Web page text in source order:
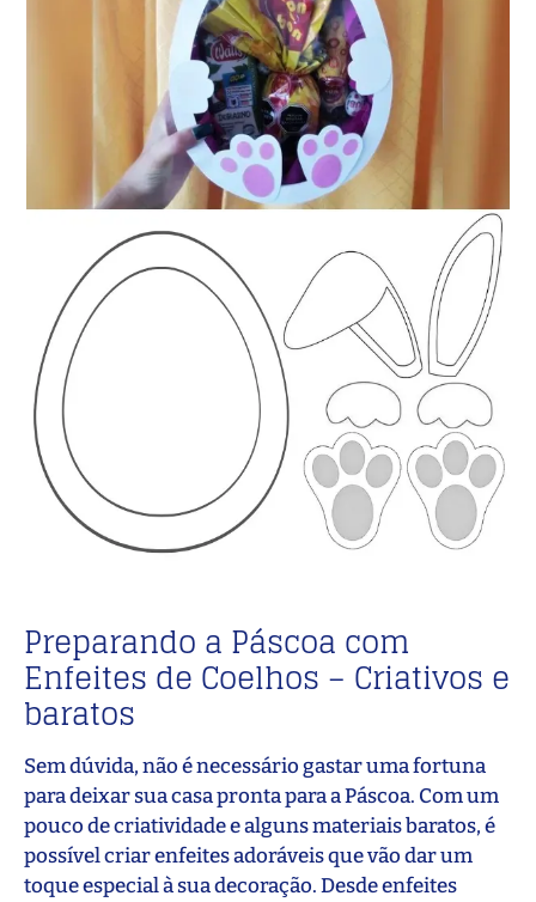
Preparando a Páscoa com
Enfeites de Coelhos – Criativos e
baratos
Sem dúvida, não é necessário gastar uma fortuna
para deixar sua casa pronta para a Páscoa. Com um
pouco de criatividade e alguns materiais baratos, é
possível criar enfeites adoráveis que vão dar um
toque especial à sua decoração. Desde enfeites